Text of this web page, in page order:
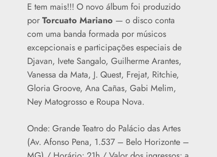
E tem mais!!! O novo álbum foi produzido
porTorcuato Mariano — o disco conta
com uma banda formada por músicos
excepcionais e participações especiais de
Djavan, Ivete Sangalo, Guilherme Arantes,
Vanessa da Mata, J. Quest, Frejat, Ritchie,
Gloria Groove, Ana Cañas, Gabi Melim,
Ney Matogrosso e Roupa Nova.
Onde: Grande Teatro do Palácio das Artes
(Av. Afonso Pena, 1.537 – Belo Horizonte –